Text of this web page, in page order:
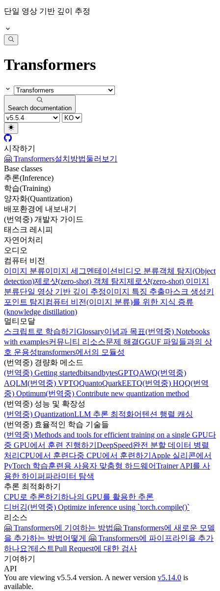
단일 영상 기반 깊이 추정
Transformers
Search documentation
시작하기
🤗 Transformers설치방법둘러보기
Base classes
추론(Inference)
학습(Training)
양자화(Quantization)
배포환경에 내보내기
(번역중) 개발자 가이드
태스크 레시피
자연어처리
오디오
컴퓨터 비전
이미지 분류이미지 세그멘테이션 비디오 분류객체 탐지(Object
detection)제로샷(zero-shot) 객체 탐지 제로샷(zero-shot) 이미지
분류단일 영상 기반 깊이 추정이미지 특징 추출마스크 생성키
포인트 탐지 컴퓨터 비전(이미지 분류)를 위한 지식 증류
(knowledge distillation)
멀티모달
스크립트로 학습하기 Glossary이념과 목표(번역중) Notebooks
with examples커뮤니티 리소스문제 해결GGUF 파일들과의 상
호 운용성transformers에서의 모듈성
(번역중) 경량화 메소드
(번역중) Getting startedbitsandbytesGPTQAWQ(번역중)
AQLM(번역중) VPTQQuantoQuarkEETQ(번역중) HQQ(번역
중) Optimum(번역중) Contribute new quantization method
(번역중) 성능 및 확장성
(번역중) QuantizationLLM 추론 최적화어텐션 행렬 캐싱
(번역중) 효율적인 학습 기술들
(번역중) Methods and tools for efficient training on a single GPU다
중 GPU에서 훈련 진행하기 DeepSpeed완전 분할 데이터 병렬
처리 CPU에서 훈련 다중 CPU에서 훈련하기 Apple 실리콘에서
PyTorch 학습훈련용 사용자 맞춤형 하드웨어Trainer API를 사
용한 하이퍼파라미터 탐색
추론 최적화하기
CPU로 추론하기 하나의 GPU를 활용한 추론
디버깅(번역중) Optimize inference using `torch.compile()`
리소스
🤗 Transformers에 기여하는 방법🤗 Transformers에 새로운 모델
을 추가하는 방법어떻게 🤗 Transformers에 파이프라인을 추가
하나요?테스트Pull Request에 대한 검사
기여하기
API
You are viewing v5.5.4 version. A newer version v5.14.0 is
available.